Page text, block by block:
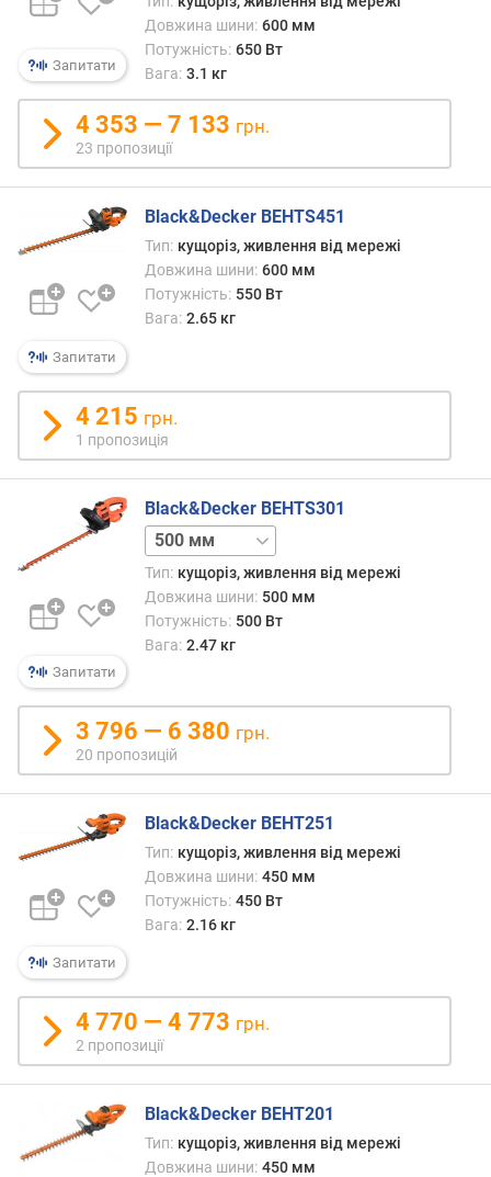
)
о
ж
а
и
(
м
м
)
д
ж
н
а
т
а
н
г
и
(
)
к
р
к
б
в
м
Запитати
Довжина шини: 600 мм
Потужність: 650 Вт
Вага: 3.1 кг
4 353 — 7 133 грн.
23 пропозиції
Запитати
Black&Decker BEHTS451
Тип: кущоріз, живлення від мережі
Довжина шини: 600 мм
Потужність: 550 Вт
Вага: 2.65 кг
4 215 грн.
1 пропозиція
Запитати
Black&Decker BEHTS301
550 мм
Тип: кущоріз, живлення від мережі
Довжина шини: 500 мм
Потужність: 500 Вт
Вага: 2.47 кг
3 796 — 6 380 грн.
20 пропозицій
Запитати
Black&Decker BEHT251
Тип: кущоріз, живлення від мережі
Довжина шини: 450 мм
Потужність: 450 Вт
Вага: 2.16 кг
4 770 — 4 773 грн.
2 пропозиції
Black&Decker BEHT201
Тип: кущоріз, живлення від мережі
Довжина шини: 450 мм